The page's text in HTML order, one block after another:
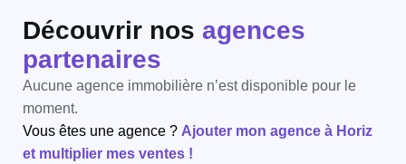
Découvrir nos agences
partenaires
Aucune agence immobilière n’est disponible pour le
moment.
Vous êtes une agence ? Ajouter mon agence à Horiz
et multiplier mes ventes !